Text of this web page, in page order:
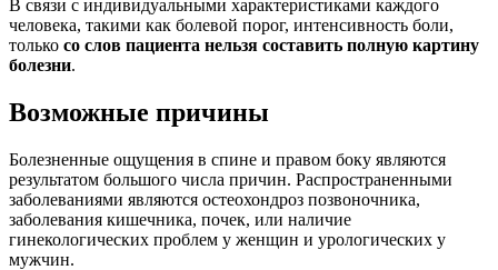
В связи с индивидуальными характеристиками каждого
человека, такими как болевой порог, интенсивность боли,
только со слов пациента нельзя составить полную картину
болезни.
Возможные причины
Болезненные ощущения в спине и правом боку являются
результатом большого числа причин. Распространенными
заболеваниями являются остеохондроз позвоночника,
заболевания кишечника, почек, или наличие
гинекологических проблем у женщин и урологических у
мужчин.